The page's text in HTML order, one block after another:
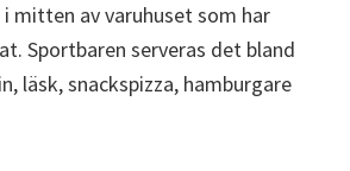
mitten av varuhuset som har
Sportbaren serveras det bland
läsk, snackspizza, hamburgare